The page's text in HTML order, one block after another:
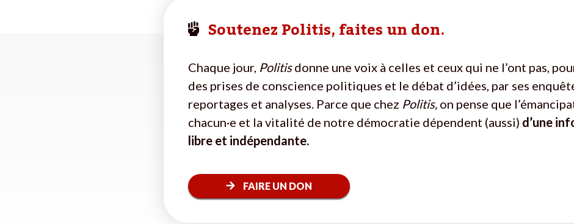
Soutenez Politis, faites un don.
Chaque jour, Politisdonne une voix à celles et ceux qui ne l’ont pas,
des prises de conscience politiques et le débat d’idées, par ses
reportages et analyses. Parce que chez Politis, on pense que
chacun·e et la vitalité de notre démocratie dépendent (aussi) d’une
libre et indépendante.
FAIRE UN DON